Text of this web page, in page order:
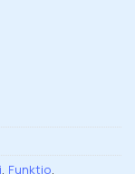
, Funktio,